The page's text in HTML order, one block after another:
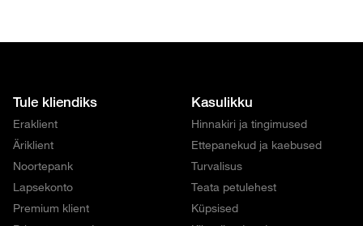
Tule kliendiks
Eraklient
Äriklient
Noortepank
Lapsekonto
Premium klient
Kasulikku
Hinnakiri ja tingimused
Ettepanekud ja kaebused
Turvalisus
Teata petulehest
Küpsised